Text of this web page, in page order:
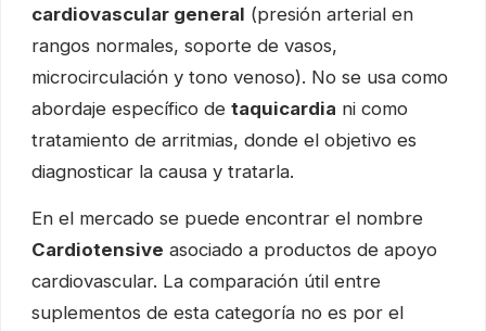
cardiovascular general (presión arterial en
rangos normales, soporte de vasos,
microcirculación y tono venoso). No se usa como
abordaje específico de taquicardia ni como
tratamiento de arritmias, donde el objetivo es
diagnosticar la causa y tratarla.
En el mercado se puede encontrar el nombre
Cardiotensive asociado a productos de apoyo
cardiovascular. La comparación útil entre
suplementos de esta categoría no es por el